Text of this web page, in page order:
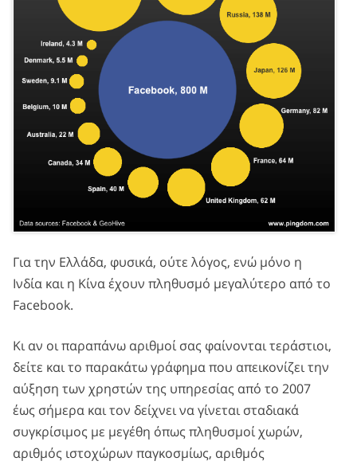
Για την Ελλάδα, φυσικά, ούτε λόγος, ενώ μόνο η
Ινδία και η Κίνα έχουν πληθυσμό μεγαλύτερο από το
Facebook.
Κι αν οι παραπάνω αριθμοί σας φαίνονται τεράστιοι,
δείτε και το παρακάτω γράφημα που απεικονίζει την
αύξηση των χρηστών της υπηρεσίας από το 2007
έως σήμερα και τον δείχνει να γίνεται σταδιακά
συγκρίσιμος με μεγέθη όπως πληθυσμοί χωρών,
αριθμός ιστοχώρων παγκοσμίως, αριθμός